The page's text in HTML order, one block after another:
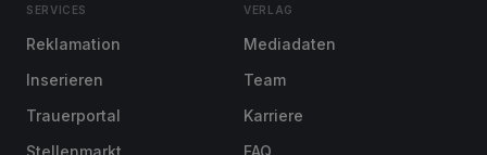
SERVICES
Reklamation
Inserieren
Trauerportal
Stellenmarkt
VERLAG
Mediadaten
Team
Karriere
FAQ